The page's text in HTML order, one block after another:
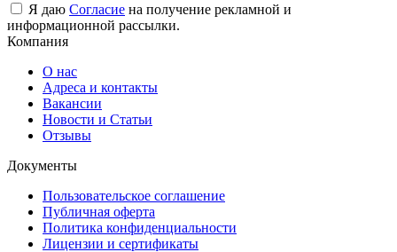
Я даю Согласие на получение рекламной и
информационной рассылки.
Компания
О нас
Адреса и контакты
Вакансии
Новости и Статьи
Отзывы
Документы
Пользовательское соглашение
Публичная оферта
Политика конфиденциальности
Лицензии и сертификаты